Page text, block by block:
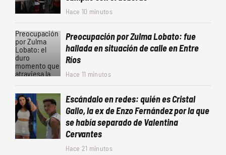
Hace 10 minutos
Preocupación por Zulma Lobato: fue
hallada en situación de calle en Entre
Ríos
Hace 11 minutos
Escándalo en redes: quién es Cristal
Gallo, la ex de Enzo Fernández por la que
se había separado de Valentina
Cervantes
Hace 21 minutos